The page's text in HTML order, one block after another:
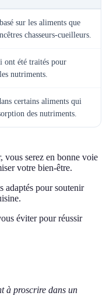
sur les aliments que
chasseurs-cueilleurs.
ont été traités pour
nutriments.
certains aliments qui
des nutriments.
vous serez en bonne voie
votre bien-être.
adaptés pour soutenir
éviter pour réussir
à proscrire dans un